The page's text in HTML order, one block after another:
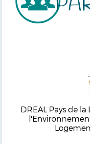
DREAL Pays de